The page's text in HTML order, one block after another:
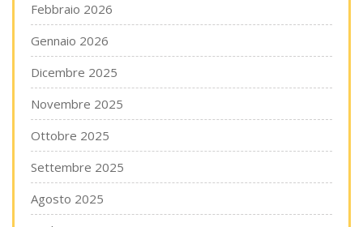
Febbraio 2026
Gennaio 2026
Dicembre 2025
Novembre 2025
Ottobre 2025
Settembre 2025
Agosto 2025